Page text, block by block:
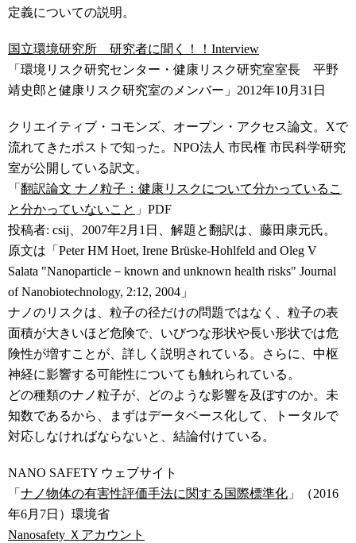
定義についての説明。
国立環境研究所 研究者に聞く！！Interview
「環境リスク研究センター・健康リスク研究室室長 平野
靖史郎と健康リスク研究室のメンバー」2012年10月31日
クリエイティブ・コモンズ、オープン・アクセス論文。Xで
流れてきたポストで知った。NPO法人 市民権 市民科学研究
室が公開している訳文。
「 翻訳論文 ナノ粒子：健康リスクについて分かっているこ
と分かっていないこと 」PDF
投稿者: csij、2007年2月1日、解題と翻訳は、藤田康元氏。
原文は「Peter HM Hoet, Irene Brüske-Hohlfeld and Oleg V
Salata "Nanoparticle－known and unknown health risks" Journal
of Nanobiotechnology, 2:12, 2004」
ナノのリスクは、粒子の径だけの問題ではなく、粒子の表
面積が大きいほど危険で、いびつな形状や長い形状では危
険性が増すことが、詳しく説明されている。さらに、中枢
神経に影響する可能性についても触れられている。
どの種類のナノ粒子が、どのような影響を及ぼすのか。未
知数であるから、まずはデータベース化して、トータルで
対応しなければならないと、結論付けている。
NANO SAFETY ウェブサイト
「 ナノ物体の有害性評価手法に関する国際標準化 」（2016
年6月7日）環境省
Nanosafety Ｘアカウント